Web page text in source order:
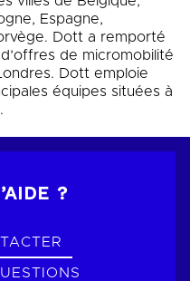
Espagne,
Dott a remporté
de micromobilité
Dott emploie
équipes situées à
?